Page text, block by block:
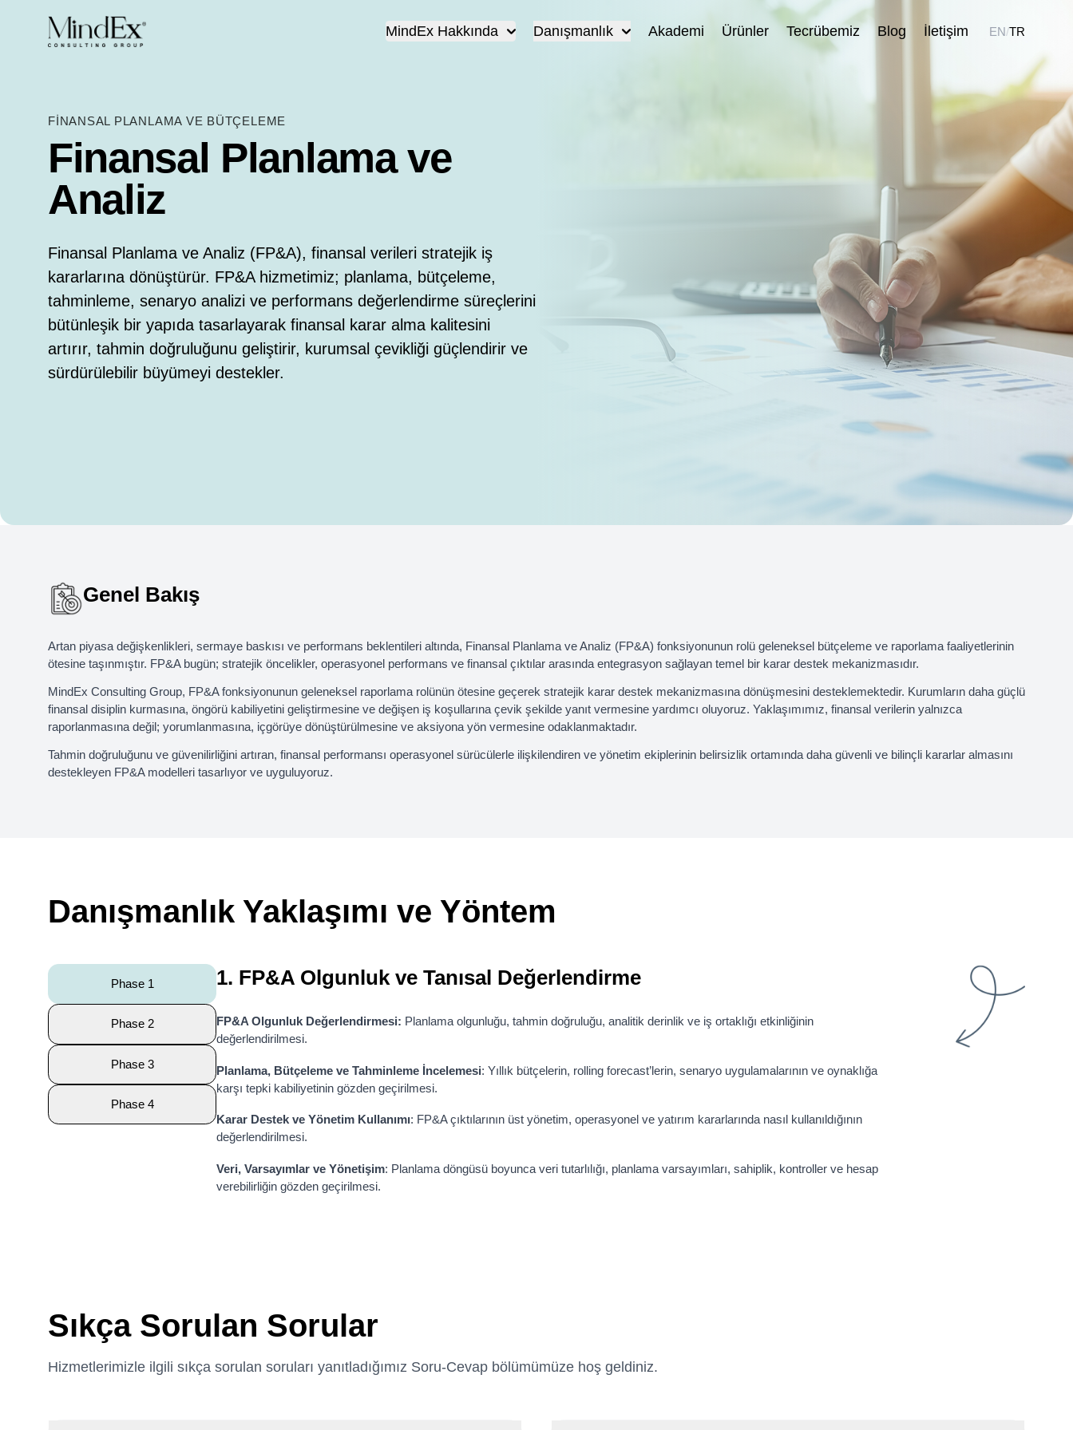
EN/TR
MindEx Hakkında Danışmanlık Akademi Ürünler Tecrübemiz Blog İletişim
FINANSAL PLANLAMA VE BÜTÇELEME
Finansal Planlama ve
Analiz
Finansal Planlama ve Analiz (FP&A), finansal verileri stratejik iş
kararlarına dönüştürür. FP&A hizmetimiz; planlama, bütçeleme,
tahminleme, senaryo analizi ve performans değerlendirme süreçlerini
bütünleşik bir yapıda tasarlayarak finansal karar alma kalitesini
artırır, tahmin doğruluğunu geliştirir, kurumsal çevikliği güçlendirir ve
sürdürülebilir büyümeyi destekler.
Genel Bakış
Artan piyasa değişkenlikleri, sermaye baskısı ve performans beklentileri altında, Finansal Planlama ve Analiz (FP&A) fonksiyonunun rolü geleneksel bütçeleme ve raporlama faaliyetlerinin
ötesine taşınmıştır. FP&A bugün; stratejik öncelikler, operasyonel performans ve finansal çıktılar arasında entegrasyon sağlayan temel bir karar destek mekanizmasıdır.
MindEx Consulting Group, FP&A fonksiyonunun geleneksel raporlama rolünün ötesine geçerek stratejik karar destek mekanizmasına dönüşmesini desteklemektedir. Kurumların daha güçlü
finansal disiplin kurmasına, öngörü kabiliyetini geliştirmesine ve değişen iş koşullarına çevik şekilde yanıt vermesine yardımcı oluyoruz. Yaklaşımımız, finansal verilerin yalnızca
raporlanmasına değil; yorumlanmasına, içgörüye dönüştürülmesine ve aksiyona yön vermesine odaklanmaktadır.
Tahmin doğruluğunu ve güvenilirliğini artıran, finansal performansı operasyonel sürücülerle ilişkilendiren ve yönetim ekiplerinin belirsizlik ortamında daha güvenli ve bilinçli kararlar almasını
destekleyen FP&A modelleri tasarlıyor ve uyguluyoruz.
Danışmanlık Yaklaşımı ve Yöntem
Phase 1
Phase 2
Phase 3
Phase 4
1. FP&A Olgunluk ve Tanısal Değerlendirme
FP&A Olgunluk Değerlendirmesi: Planlama olgunluğu, tahmin doğruluğu, analitik derinlik ve iş ortaklığı etkinliğinin
değerlendirilmesi.
Planlama, Bütçeleme ve Tahminleme İncelemesi: Yıllık bütçelerin, rolling forecast’lerin, senaryo uygulamalarının ve oynaklığa
karşı tepki kabiliyetinin gözden geçirilmesi.
Karar Destek ve Yönetim Kullanımı: FP&A çıktılarının üst yönetim, operasyonel ve yatırım kararlarında nasıl kullanıldığının
değerlendirilmesi.
Veri, Varsayımlar ve Yönetişim: Planlama döngüsü boyunca veri tutarlılığı, planlama varsayımları, sahiplik, kontroller ve hesap
verebilirliğin gözden geçirilmesi.
Sıkça Sorulan Sorular
Hizmetlerimizle ilgili sıkça sorulan soruları yanıtladığımız Soru-Cevap bölümümüze hoş geldiniz.